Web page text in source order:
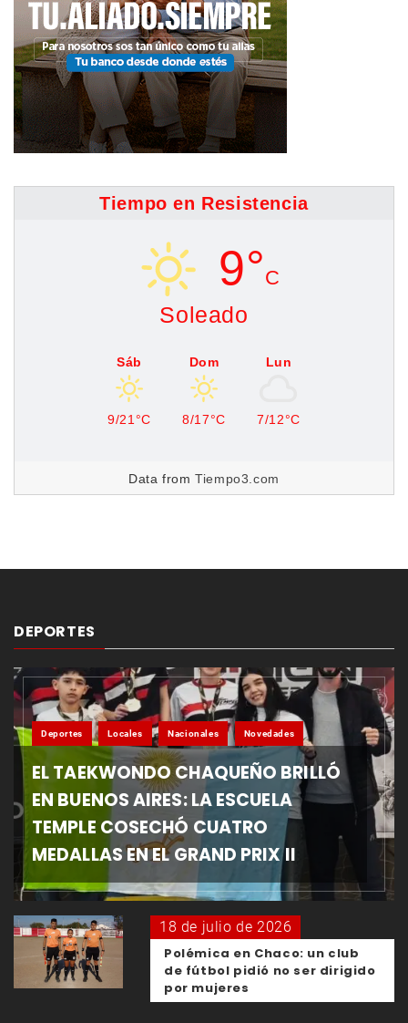
Tiempo en Resistencia
9°C
Soleado
Sáb
9/21°C
Dom
8/17°C
Lun
7/12°C
Data fromTiempo3.com
DEPORTES
Deportes Locales Nacionales Novedades
EL TAEKWONDO CHAQUEÑO BRILLÓ
EN BUENOS AIRES: LA ESCUELA
TEMPLE COSECHÓ CUATRO
MEDALLAS EN EL GRAND PRIX II
18 de julio de 2026
Polémica en Chaco: un club
de fútbol pidió no ser dirigido
por mujeres